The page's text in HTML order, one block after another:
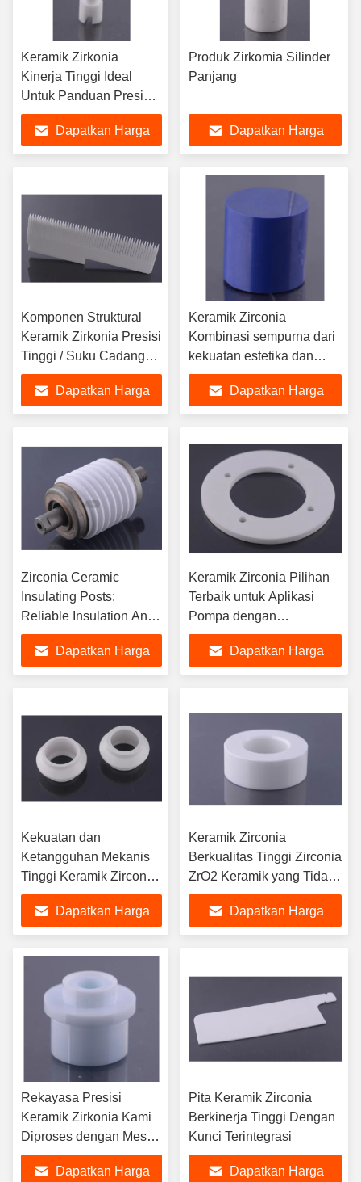
Keramik Zirkonia
Kinerja Tinggi Ideal
Untuk Panduan Presisi,
Kontrol Fluida Suhu
Tinggi, Dan Lainnya
Dapatkan Harga
Produk Zirkomia Silinder
Panjang
Dapatkan Harga
Komponen Struktural
Keramik Zirkonia Presisi
Tinggi / Suku Cadang
Tahan Aus - Kinerja
Unggul Untuk
Manufaktur Maju
Dapatkan Harga
Keramik Zirconia
Kombinasi sempurna dari
kekuatan estetika dan
keandalan untuk berbagai
aplikasiDapatkan Harga
Zirconia Ceramic
Insulating Posts:
Reliable Insulation And
Support Solution For
High-Voltage Electrical
Equipment
Dapatkan Harga
Keramik Zirconia Pilihan
Terbaik untuk Aplikasi
Pompa dengan
Kelembaban Permukaan
yang Luar Biasa
Dapatkan Harga
Kekuatan dan
Ketangguhan Mekanis
Tinggi Keramik Zirconia
untuk Keramik halus
Dapatkan Harga
Keramik Zirconia
Berkualitas Tinggi Zirconia
ZrO2 Keramik yang Tidak
Bisa Ditembus
Dapatkan Harga
Rekayasa Presisi
Keramik Zirkonia Kami
Diproses dengan Mesin
Presisi untuk Memenuhi
Standar Akurasi dan
Dapatkan Harga
Pita Keramik Zirconia
Berkinerja Tinggi Dengan
Kunci Terintegrasi
Dapatkan Harga